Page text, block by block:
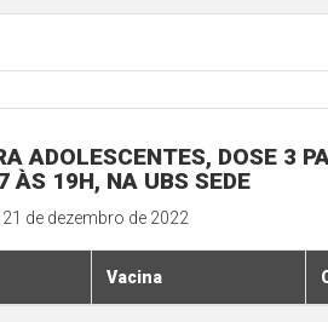
ADOLESCENTES, DOSE 3
ÀS 19H, NA UBS SEDE
21 de dezembro de 2022
Vacina